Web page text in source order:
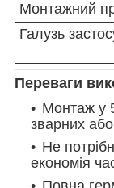
Монтажний
Галузь
Переваги
Монтаж у
зварних
Не
економія